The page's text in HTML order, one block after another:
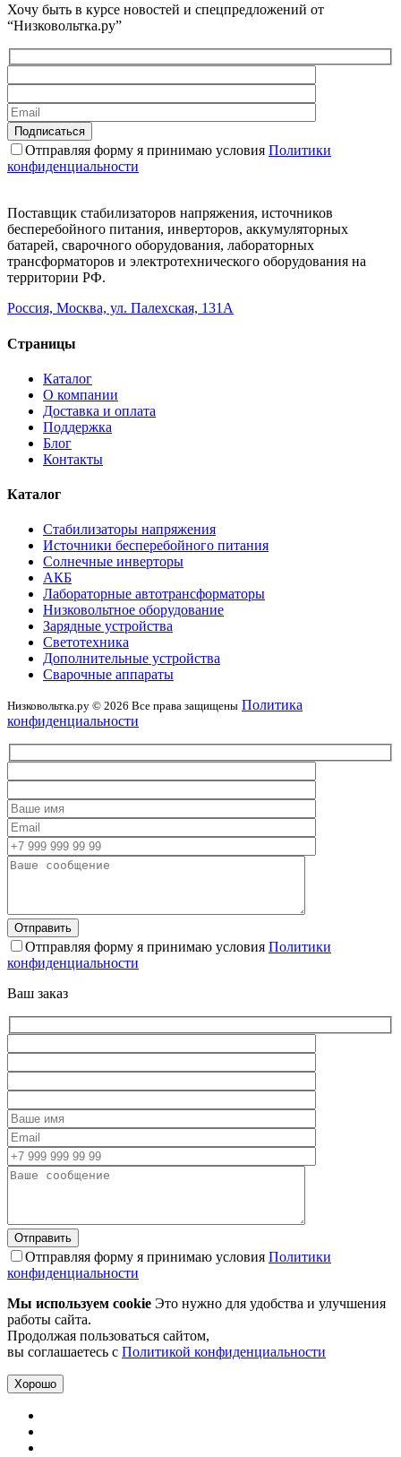
Хочу быть в курсе новостей и спецпредложений от
“Низковольтка.ру”
Отправляя форму я принимаю условия Политики
конфиденциальности
Поставщик стабилизаторов напряжения, источников
бесперебойного питания, инверторов, аккумуляторных
батарей, сварочного оборудования, лабораторных
трансформаторов и электротехнического оборудования на
территории РФ.
Россия, Москва, ул. Палехская, 131А
Страницы
Каталог
О компании
Доставка и оплата
Поддержка
Блог
Контакты
Каталог
Стабилизаторы напряжения
Источники бесперебойного питания
Солнечные инверторы
АКБ
Лабораторные автотрансформаторы
Низковольтное оборудование
Зарядные устройства
Светотехника
Дополнительные устройства
Сварочные аппараты
Низковольтка.ру © 2026 Все права защищены Политика
конфиденциальности
Отправляя форму я принимаю условия Политики
конфиденциальности
Ваш заказ
Отправляя форму я принимаю условия Политики
конфиденциальности
Мы используем cookie Это нужно для удобства и улучшения
работы сайта.
Продолжая пользоваться сайтом,
вы соглашаетесь с Политикой конфиденциальности
Хорошо